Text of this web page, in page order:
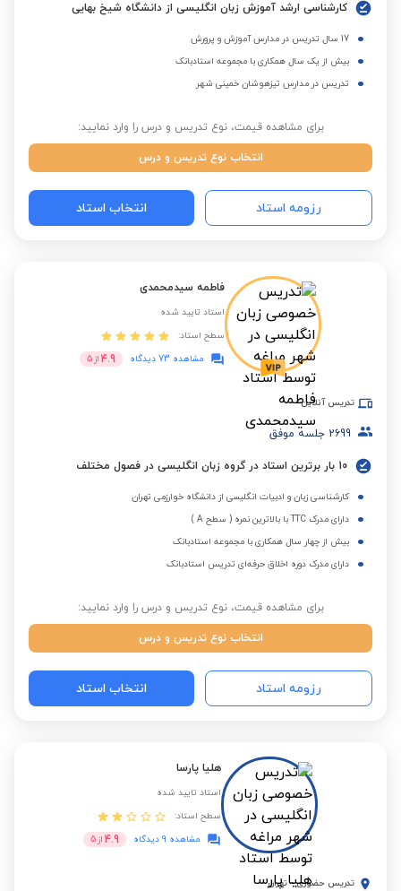
کارشناسی ارشد آموزش زبان انگلیسی از دانشگاه شیخ بهایی
17 سال تدریس در مدارس آموزش و پرورش
بیش از یک سال همکاری با مجموعه استادبانک
تدریس در مدارس تیزهوشان خمینی شهر
برای مشاهده قیمت، نوع تدریس و درس را وارد نمایید:
انتخاب نوع تدریس و درس
رزومه استاد انتخاب استاد
فاطمه سیدمحمدی
استاد تایید شده
سطح استاد:
مشاهده 73 دیدگاه
4.9 از 5
تدریس آنلاین
2699 جلسه موفق
10 بار برترین استاد در گروه زبان انگلیسی در فصول مختلف
کارشناسی زبان و ادبیات انگلیسی از دانشگاه خوارزمی تهران
دارای مدرک TTC با بالاترین نمره ( سطح A )
بیش از چهار سال همکاری با مجموعه استادبانک
دارای مدرک دوره اخلاق حرفه‌ای تدریس استادبانک
برای مشاهده قیمت، نوع تدریس و درس را وارد نمایید:
انتخاب نوع تدریس و درس
رزومه استاد انتخاب استاد
هلیا پارسا
استاد تایید شده
سطح استاد:
مشاهده 9 دیدگاه
4.9 از 5
تدریس حضوری - تهران